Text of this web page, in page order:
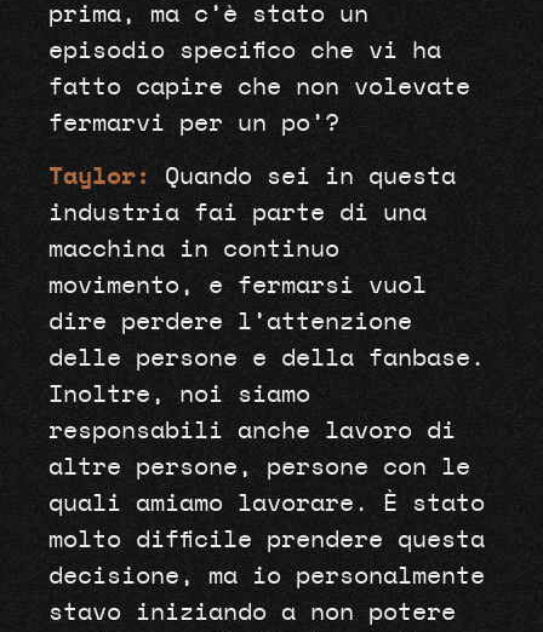
prima, ma c’è stato un
episodio specifico che vi ha
fatto capire che non volevate
fermarvi per un po’?
Taylor:
Quando sei in questa
industria fai parte di una
macchina in continuo
movimento, e fermarsi vuol
dire perdere l’attenzione
delle persone e della fanbase.
Inoltre, noi siamo
responsabili anche lavoro di
altre persone, persone con le
quali amiamo lavorare. È stato
molto difficile prendere questa
decisione, ma io personalmente
stavo iniziando a non potere